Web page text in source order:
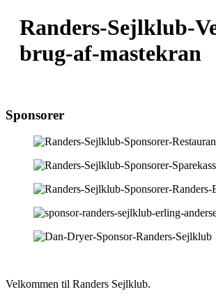
Randers-Sejlklub-
brug-af-mastekran
Sponsorer
Velkommen til Randers Sejlklub.